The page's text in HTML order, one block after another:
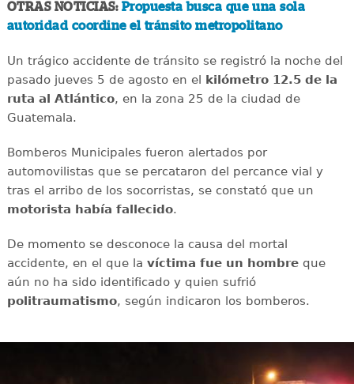
OTRAS NOTICIAS: Propuesta busca que una sola
autoridad coordine el tránsito metropolitano
Un trágico accidente de tránsito se registró la noche del
pasado jueves 5 de agosto en el kilómetro 12.5 de la
ruta al Atlántico, en la zona 25 de la ciudad de
Guatemala.
Bomberos Municipales fueron alertados por
automovilistas que se percataron del percance vial y
tras el arribo de los socorristas, se constató que un
motorista había fallecido.
De momento se desconoce la causa del mortal
accidente, en el que la víctima fue un hombreque
aún no ha sido identificado y quien sufrió
politraumatismo, según indicaron los bomberos.